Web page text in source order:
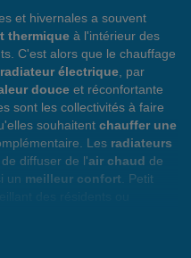
et hivernales a souvent
thermique à l'intérieur des
C'est alors que le chauffage
radiateur électrique , par
douce et réconfortante
sont les collectivités à faire
souhaitent chauffer une
Les radiateurs
diffuser de l'air chaud de
un meilleur confort . Petit
vous invite à les choisir